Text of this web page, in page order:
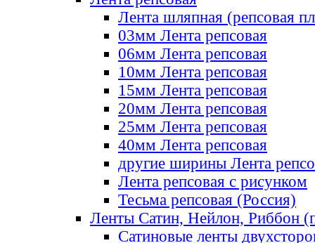
Лента шляпная (репсовая
03мм Лента репсовая
06мм Лента репсовая
10мм Лента репсовая
15мм Лента репсовая
20мм Лента репсовая
25мм Лента репсовая
40мм Лента репсовая
другие ширины Лента
Лента репсовая с рисунком
Тесьма репсовая (Россия)
Ленты Сатин, Нейлон, Риббон
Сатиновые ленты